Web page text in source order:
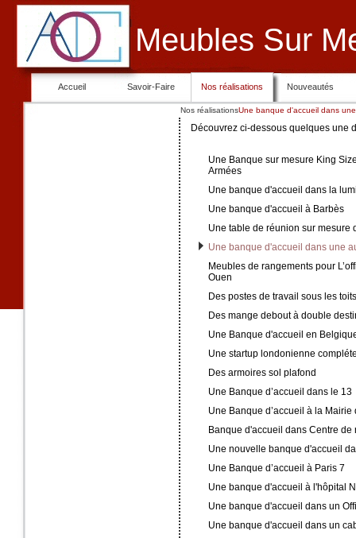
Meubles Sur
Accueil Savoir-Faire Nos réalisations Nouveautés
Nos réalisationsUne banque d'accueil dans
Découvrez ci-dessous quelques une
Une Banque sur mesure King
Armées
Une banque d'accueil dans la
Une banque d'accueil à Barbès
Une table de réunion sur mesure
Une banque d'accueil dans une
Meubles de rangements pour
Ouen
Des postes de travail sous les
Des mange debout à double
Une Banque d'accueil en
Une startup londonienne
Des armoires sol plafond
Une Banque d’accueil dans le 13
Une Banque d’accueil à la
Banque d'accueil dans Centre de
Une nouvelle banque d'accueil
Une Banque d’accueil à Paris 7
Une banque d'accueil à l'hôpital
Une banque d'accueil dans un
Une banque d'accueil dans un